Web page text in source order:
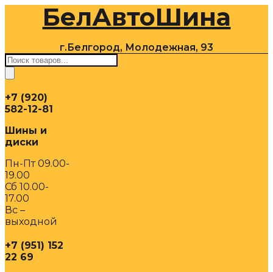
содержимомуБелАвтоШина
г.Белгород, Молодежная, 93
Поиск
товаров
+7 (920)
582-12-81
Шины и
диски
Пн-Пт 09.00-
19.00
Сб 10.00-
17.00
Вс –
выходной
+7 (951) 152
22 69